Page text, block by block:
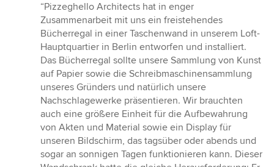
Bewertung:
5
von
5
Sternen
“Pizzeghello Architects hat in enger
Zusammenarbeit mit uns ein freistehendes
Bücherregal in einer Taschenwand in unserem Loft-
Hauptquartier in Berlin entworfen und installiert.
Das Bücherregal sollte unsere Sammlung von Kunst
auf Papier sowie die Schreibmaschinensammlung
unseres Gründers und natürlich unsere
Nachschlagewerke präsentieren. Wir brauchten
auch eine größere Einheit für die Aufbewahrung
von Akten und Material sowie ein Display für
unseren Bildschirm, das tagsüber oder abends und
sogar an sonnigen Tagen funktionieren kann. Dieser